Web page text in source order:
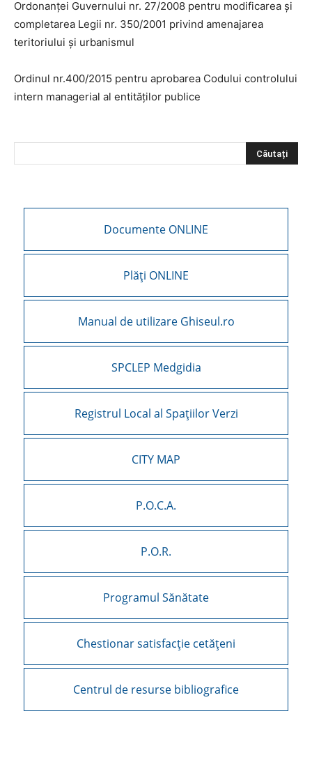
Ordonanței Guvernului nr. 27/2008 pentru modificarea și
completarea Legii nr. 350/2001 privind amenajarea
teritoriului și urbanismul
Ordinul nr.400/2015 pentru aprobarea Codului controlului
intern managerial al entităților publice
Documente ONLINE
Plăți ONLINE
Manual de utilizare Ghiseul.ro
SPCLEP Medgidia
Registrul Local al Spațiilor Verzi
CITY MAP
P.O.C.A.
P.O.R.
Programul Sănătate
Chestionar satisfacție cetățeni
Centrul de resurse bibliografice